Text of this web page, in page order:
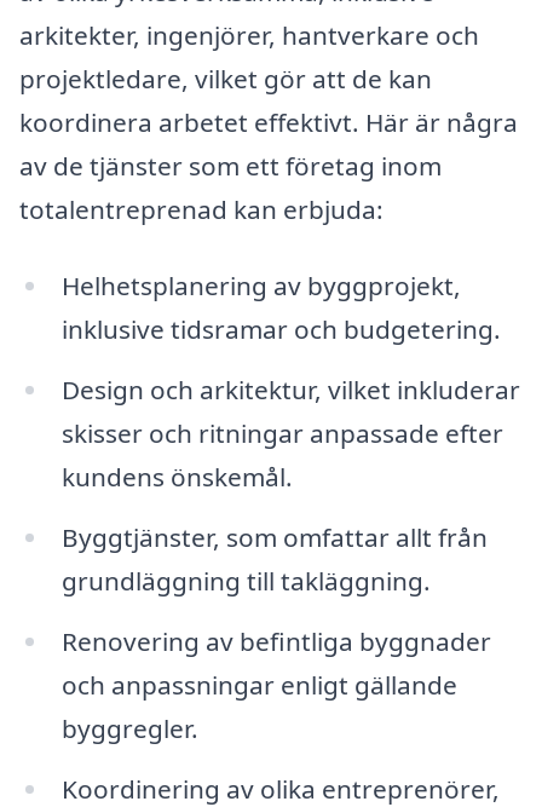
arkitekter, ingenjörer, hantverkare och
projektledare, vilket gör att de kan
koordinera arbetet effektivt. Här är några
av de tjänster som ett företag inom
totalentreprenad kan erbjuda:
Helhetsplanering av byggprojekt,
inklusive tidsramar och budgetering.
Design och arkitektur, vilket inkluderar
skisser och ritningar anpassade efter
kundens önskemål.
Byggtjänster, som omfattar allt från
grundläggning till takläggning.
Renovering av befintliga byggnader
och anpassningar enligt gällande
byggregler.
Koordinering av olika entreprenörer,